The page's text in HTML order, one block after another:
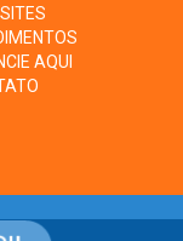
AQUI